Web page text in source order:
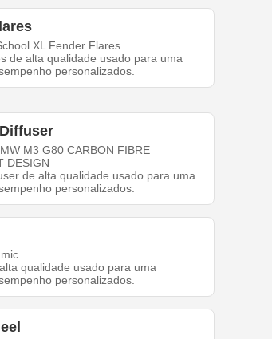
XL Fender Flares
de alta qualidade usado para uma
personalizados.
M3 G80 CARBON FIBRE
DESIGN
de alta qualidade usado para uma
personalizados.
qualidade usado para uma
personalizados.